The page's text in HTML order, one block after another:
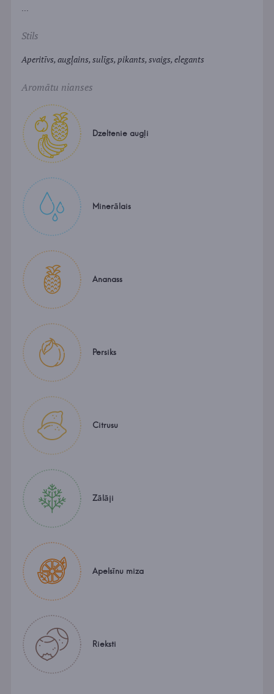
...
Stils
Aperitīvs, augļains, sulīgs, pikants, svaigs, elegants
Aromātu nianses
Dzeltenie augļi
Minerālais
Ananass
Persiks
Citrusu
Zālāji
Apelsīnu miza
Rieksti